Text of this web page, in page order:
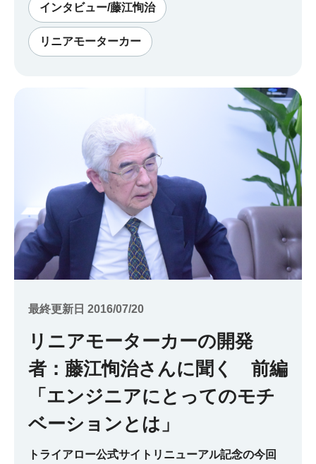
か」といったテーマについてご意見を伺いました。
インタビュー/藤江恂治
リニアモーターカー
最終更新日 2016/07/20
リニアモーターカーの開発
者：藤江恂治さんに聞く 前編
「エンジニアにとってのモチ
ベーションとは」
トライアロー公式サイトリニューアル記念の今回